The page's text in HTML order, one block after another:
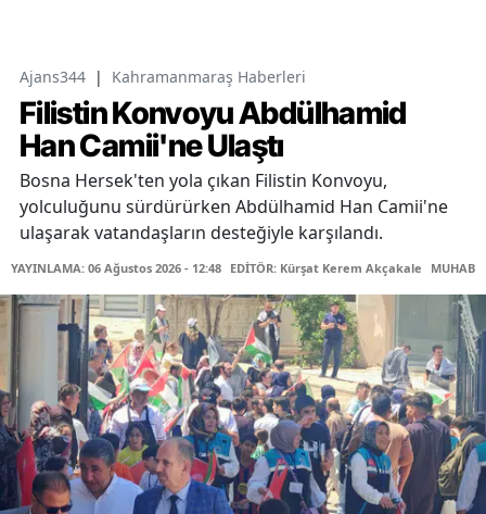
Ajans344 | Kahramanmaraş Haberleri
Filistin Konvoyu Abdülhamid
Han Camii'ne Ulaştı
Bosna Hersek'ten yola çıkan Filistin Konvoyu,
yolculuğunu sürdürürken Abdülhamid Han Camii'ne
ulaşarak vatandaşların desteğiyle karşılandı.
YAYINLAMA: 06 Ağustos 2026 - 12:48 EDİTÖR: Kürşat Kerem Akçakale